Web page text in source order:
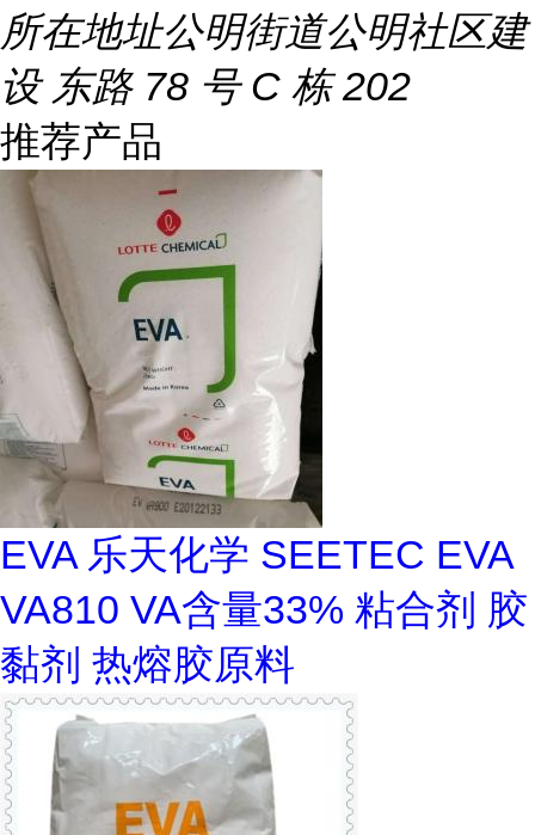
所在地址公明街道公明社区建
设 东路 78 号 C 栋 202
推荐产品
EVA 乐天化学 SEETEC EVA
VA810 VA含量33% 粘合剂 胶
黏剂 热熔胶原料